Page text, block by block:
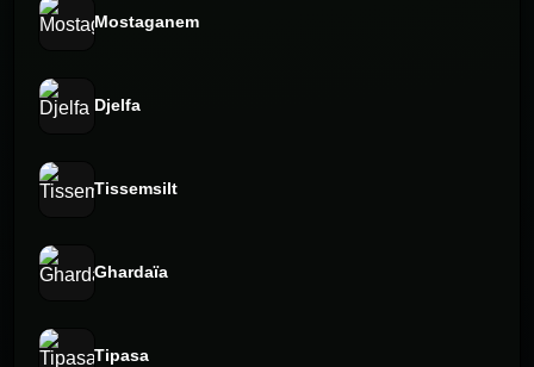
Mostaganem
Djelfa
Tissemsilt
Ghardaïa
Tipasa